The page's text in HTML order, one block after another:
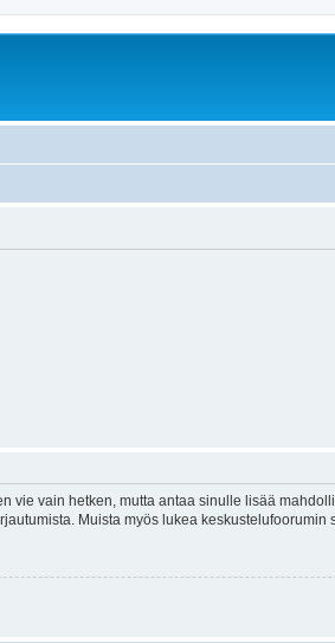
vie vain hetken, mutta antaa sinulle lisää
Muista myös lukea keskustelufoorumin